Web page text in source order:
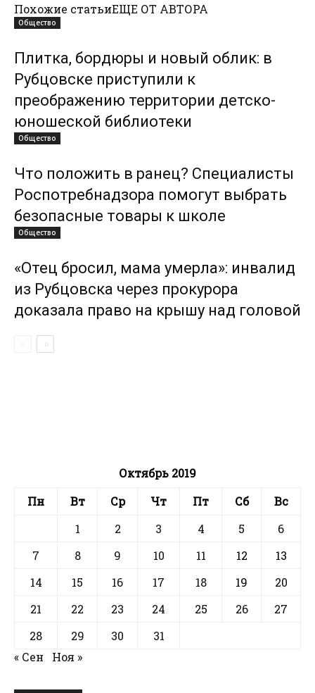
Похожие статьиЕЩЕ ОТ АВТОРА
Общество
Плитка, бордюры и новый облик: в
Рубцовске приступили к
преображению территории детско-
юношеской библиотеки
Общество
Что положить в ранец? Специалисты
Роспотребнадзора помогут выбрать
безопасные товары к школе
Общество
«Отец бросил, мама умерла»: инвалид
из Рубцовска через прокурора
доказала право на крышу над головой
Октябрь 2019
Пн
Вт Ср Чт Пт Сб
Вс
1
2 3 4 5
6
7
8 9 10 11 12
13
14
15 16 17 18 19
20
21
22 23 24 25 26
27
28
29 30
31
« Сен
Ноя »